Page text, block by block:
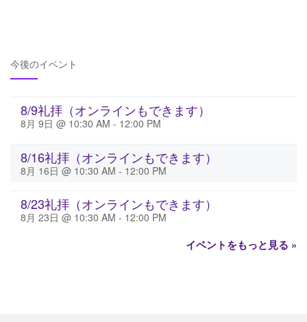
今後のイベント
8/9礼拝（オンラインもできます）
8月 9日 @ 10:30 AM - 12:00 PM
8/16礼拝（オンラインもできます）
8月 16日 @ 10:30 AM - 12:00 PM
8/23礼拝（オンラインもできます）
8月 23日 @ 10:30 AM - 12:00 PM
イベントをもっと見る »